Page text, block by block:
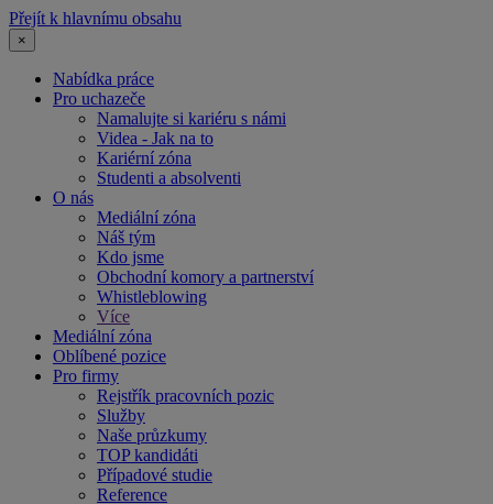
Přejít k hlavnímu obsahu
×
Nabídka práce
Pro uchazeče
Namalujte si kariéru s námi
Videa - Jak na to
Kariérní zóna
Studenti a absolventi
O nás
Mediální zóna
Náš tým
Kdo jsme
Obchodní komory a partnerství
Whistleblowing
Více
Mediální zóna
Oblíbené pozice
Pro firmy
Rejstřík pracovních pozic
Služby
Naše průzkumy
TOP kandidáti
Případové studie
Reference